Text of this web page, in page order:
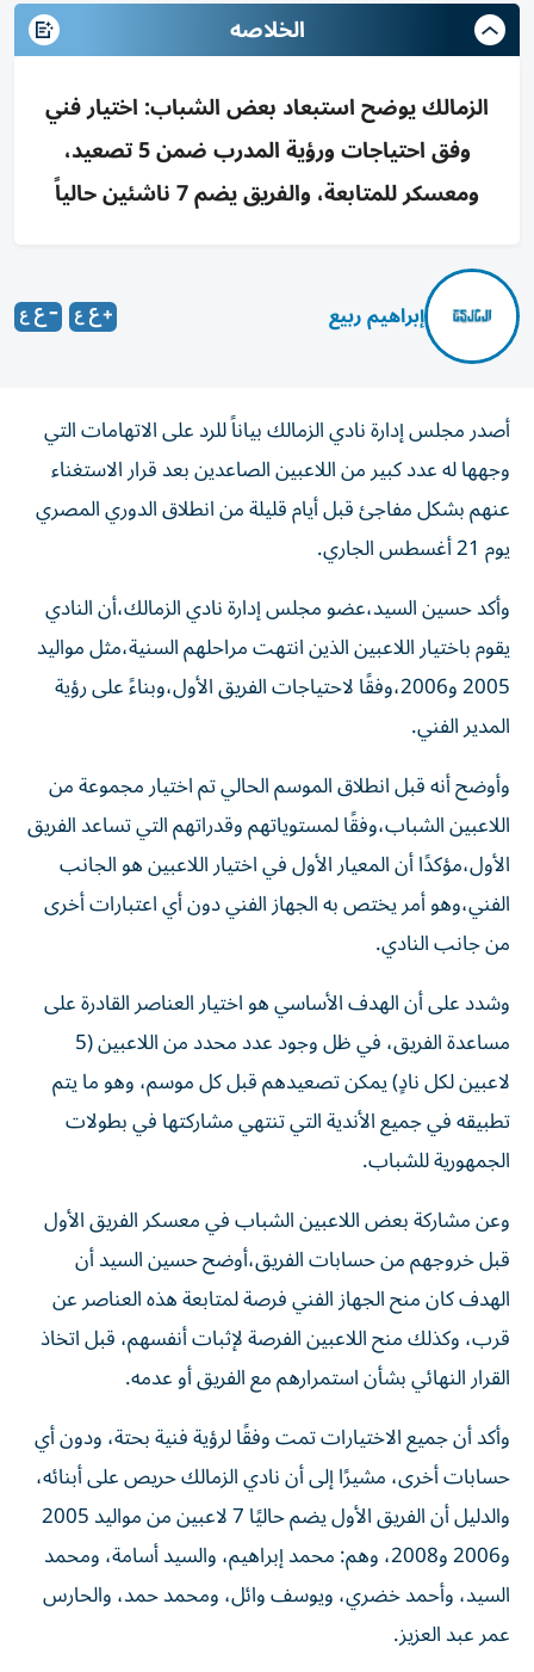
الخلاصه
الزمالك يوضح استبعاد بعض الشباب: اختيار فني
وفق احتياجات ورؤية المدرب ضمن 5 تصعيد،
ومعسكر للمتابعة، والفريق يضم 7 ناشئين حالياً
إبراهيم ربيع
أصدر مجلس إدارة نادي الزمالك بياناً للرد على الاتهامات التي
وجهها له عدد كبير من اللاعبين الصاعدين بعد قرار الاستغناء
عنهم بشكل مفاجئ قبل أيام قليلة من انطلاق الدوري المصري
يوم 21 أغسطس الجاري.
وأكد حسين السيد،عضو مجلس إدارة نادي الزمالك،أن النادي
يقوم باختيار اللاعبين الذين انتهت مراحلهم السنية،مثل مواليد
2005 و2006،وفقًا لاحتياجات الفريق الأول،وبناءً على رؤية
المدير الفني.
وأوضح أنه قبل انطلاق الموسم الحالي تم اختيار مجموعة من
اللاعبين الشباب،وفقًا لمستوياتهم وقدراتهم التي تساعد الفريق
الأول،مؤكدًا أن المعيار الأول في اختيار اللاعبين هو الجانب
الفني،وهو أمر يختص به الجهاز الفني دون أي اعتبارات أخرى
من جانب النادي.
وشدد على أن الهدف الأساسي هو اختيار العناصر القادرة على
مساعدة الفريق، في ظل وجود عدد محدد من اللاعبين (5
لاعبين لكل نادٍ) يمكن تصعيدهم قبل كل موسم، وهو ما يتم
تطبيقه في جميع الأندية التي تنتهي مشاركتها في بطولات
الجمهورية للشباب.
وعن مشاركة بعض اللاعبين الشباب في معسكر الفريق الأول
قبل خروجهم من حسابات الفريق،أوضح حسين السيد أن
الهدف كان منح الجهاز الفني فرصة لمتابعة هذه العناصر عن
قرب، وكذلك منح اللاعبين الفرصة لإثبات أنفسهم، قبل اتخاذ
القرار النهائي بشأن استمرارهم مع الفريق أو عدمه.
وأكد أن جميع الاختيارات تمت وفقًا لرؤية فنية بحتة، ودون أي
حسابات أخرى، مشيرًا إلى أن نادي الزمالك حريص على أبنائه،
والدليل أن الفريق الأول يضم حاليًا 7 لاعبين من مواليد 2005
و2006 و2008، وهم: محمد إبراهيم، والسيد أسامة، ومحمد
السيد، وأحمد خضري، ويوسف وائل، ومحمد حمد، والحارس
عمر عبد العزيز.